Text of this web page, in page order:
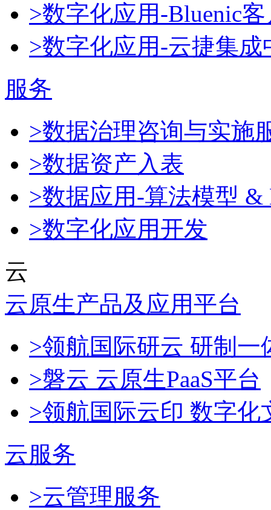
>数字化应用-Bluenic
>数字化应用-云捷集成
服务
>数据治理咨询与实施
>数据资产入表
>数据应用-算法模型 &
>数字化应用开发
云
云原生产品及应用平台
>领航国际研云 研制
>磐云 云原生PaaS平台
>领航国际云印 数字化
云服务
>云管理服务